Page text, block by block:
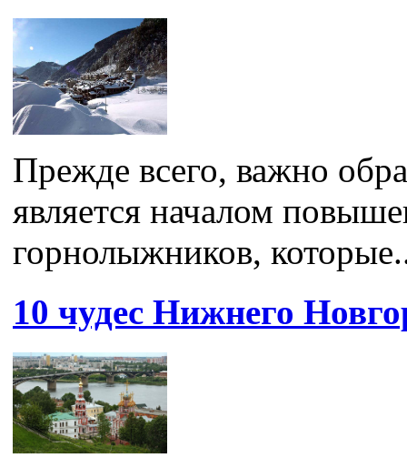
Прежде всего, важно
является началом
горнолыжников,
10 чудес Нижнего